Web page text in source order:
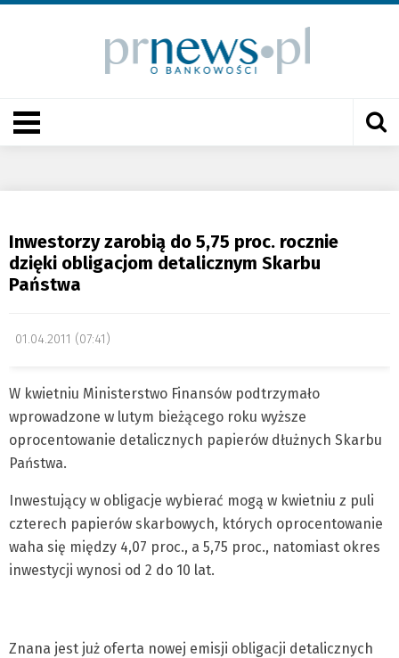
Inwestorzy zarobią do 5,75 proc. rocznie
dzięki obligacjom detalicznym Skarbu
Państwa
01.04.2011 (07:41)
W kwietniu Ministerstwo Finansów podtrzymało
wprowadzone w lutym bieżącego roku wyższe
oprocentowanie detalicznych papierów dłużnych Skarbu
Państwa.
Inwestujący w obligacje wybierać mogą w kwietniu z puli
czterech papierów skarbowych, których oprocentowanie
waha się między 4,07 proc., a 5,75 proc., natomiast okres
inwestycji wynosi od 2 do 10 lat.
Znana jest już oferta nowej emisji obligacji detalicznych